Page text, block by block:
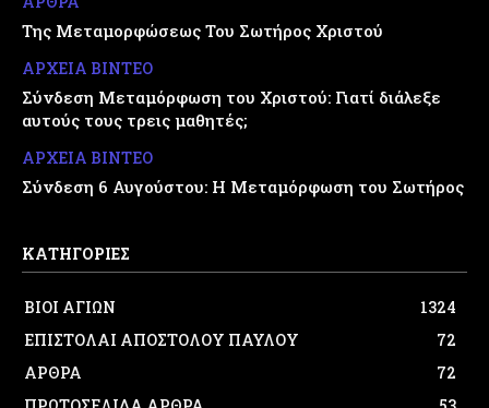
Της Μεταμορφώσεως Του Σωτήρος Χριστού
ΑΡΧΕΙΑ ΒΙΝΤΕΟ
Σύνδεση Μεταμόρφωση του Χριστού: Γιατί διάλεξε
αυτούς τους τρεις μαθητές;
ΑΡΧΕΙΑ ΒΙΝΤΕΟ
Σύνδεση 6 Αυγούστου: Η Μεταμόρφωση του Σωτήρος
ΚΑΤΗΓΟΡΙΕΣ
ΒΙΟΙ ΑΓΙΩΝ
1324
ΕΠΙΣΤΟΛΑΙ ΑΠΟΣΤΟΛΟΥ ΠΑΥΛΟΥ
72
ΑΡΘΡΑ
72